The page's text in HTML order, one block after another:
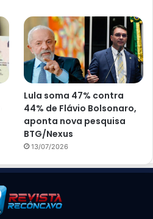
Lula soma 47% contra
44% de Flávio Bolsonaro,
aponta nova pesquisa
BTG/Nexus
13/07/2026